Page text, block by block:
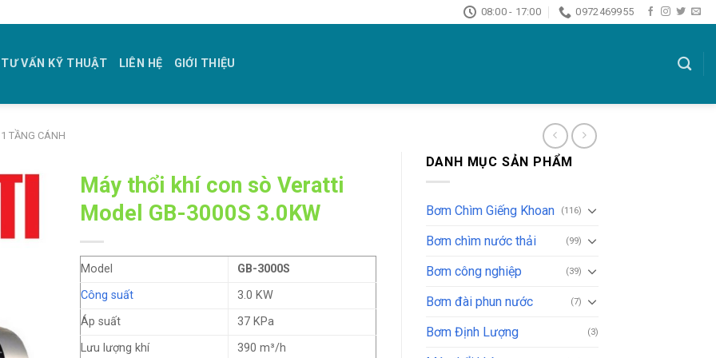
08:00 - 17:00 0972469955
TƯ VẤN KỸ THUẬT LIÊN HỆ GIỚI THIỆU
1 TẦNG CÁNH
Máy thổi khí con sò Veratti
Model GB-3000S 3.0KW
Model
GB-3000S
Công suất
3.0 KW
Áp suất
37 KPa
Lưu lượng khí
390 m³/h
DANH MỤC SẢN PHẨM
Bơm Chìm Giếng Khoan (116)
Bơm chìm nước thải (99)
Bơm công nghiệp (39)
Bơm đài phun nước (7)
Bơm Định Lượng (3)